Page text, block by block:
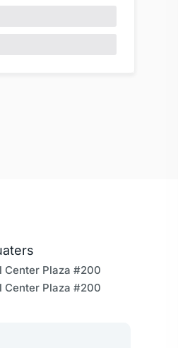
Center Plaza #200
Center Plaza #200